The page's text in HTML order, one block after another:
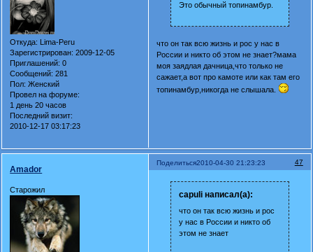
Откуда: Lima-Peru
Зарегистрирован: 2009-12-05
Приглашений: 0
Сообщений: 281
Пол: Женский
Провел на форуме:
1 день 20 часов
Последний визит:
2010-12-17 03:17:23
Это обычный топинамбур.
что он так всю жизнь и рос у нас в
России и никто об этом не знает?мама
моя заядлая дачница,что только не
сажает,а вот про камоте или как там его
топинамбур,никогда не слышала.
Поделиться 47
2010-04-30 21:23:23
Amador
Старожил capuli написал(а):
что он так всю жизнь и рос
у нас в России и никто об
этом не знает